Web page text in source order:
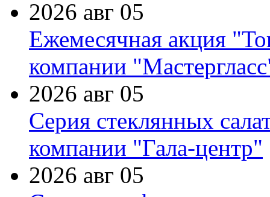
2026 авг 05
Ежемесячная акция
компании
2026 авг 05
Серия стеклянных
компании "Гала-центр"
2026 авг 05